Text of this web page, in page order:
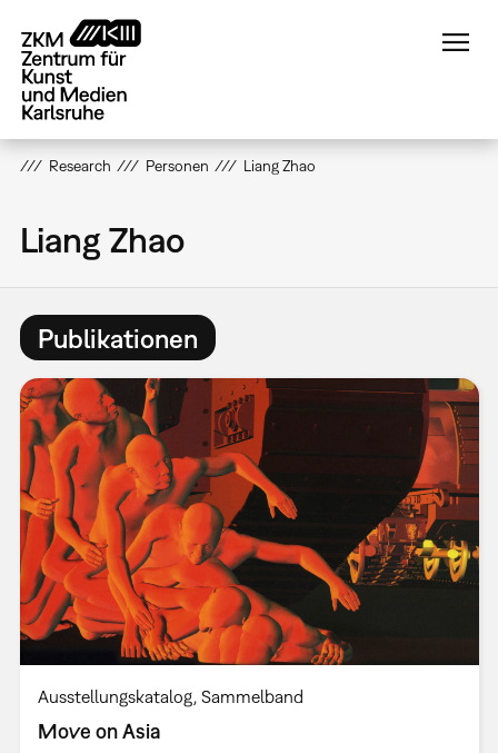
zum
Inhalt
Research Personen Liang Zhao
Liang Zhao
Publikationen
Ausstellungskatalog Sammelband
Move on Asia